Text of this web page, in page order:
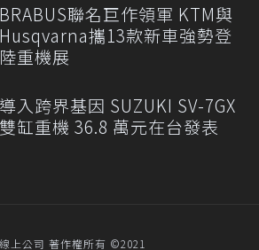
BRABUS聯名巨作領軍 KTM與
Husqvarna攜13款新車強勢登
陸重機展
導入跨界基因 SUZUKI SV-7GX
雙缸重機 36.8 萬元在台發表
上公司 著作權所有 ©2021